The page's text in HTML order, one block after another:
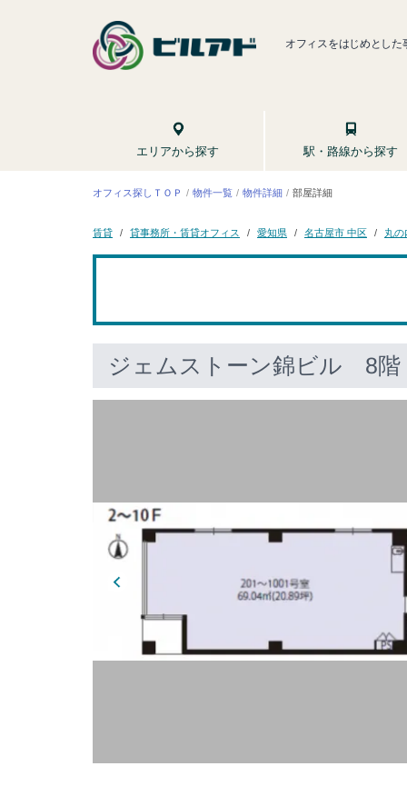
オフィスをはじめとした
エリアから探す 駅・路線から探す
オフィス探しＴＯＰ 物件一覧 物件詳細 部屋詳細
賃貸 貸事務所・賃貸オフィス 愛知県 名古屋市 中区 丸の
ジェムストーン錦ビル 8階